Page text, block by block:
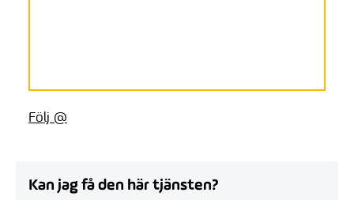
Följ @
Kan jag få den här tjänsten?